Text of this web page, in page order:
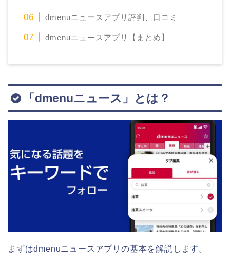
dmenuニュースアプリ評判、口コミ
dmenuニュースアプリ【まとめ】
「dmenuニュース」とは？
まずはdmenuニュースアプリの基本を解説します。